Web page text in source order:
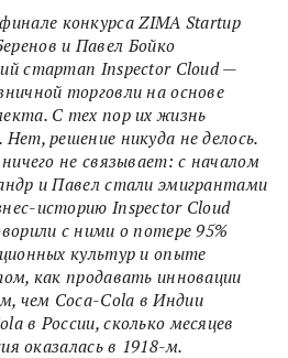
конкурса ZIMA Startup
и Павел Бойко
стартап Inspector Cloud —
торговли на основе
С тех пор их жизнь
решение никуда не делось.
не связывает: с началом
и Павел стали эмигрантами
историю Inspector Cloud
с ними о потере 95%
культур и опыте
как продавать инновации
чем Coca-Cola в Индии
в России, сколько месяцев
оказалась в 1918-м.